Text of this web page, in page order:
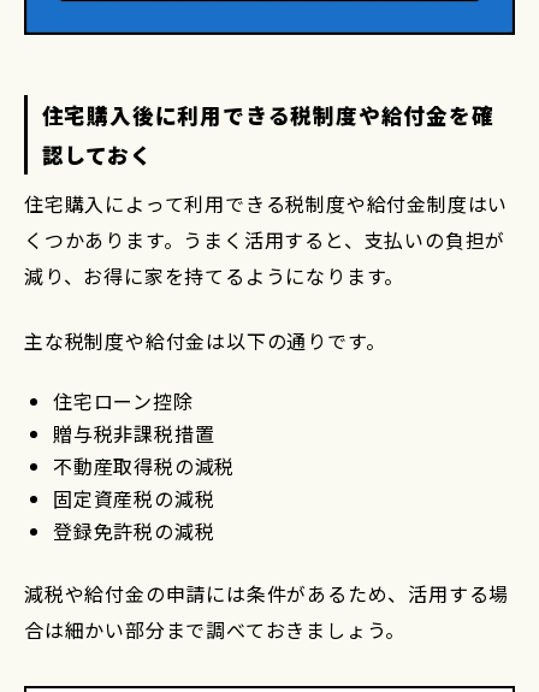
住宅購入後に利用できる税制度や給付金を確
認しておく
住宅購入によって利用できる税制度や給付金制度はい
くつかあります。うまく活用すると、支払いの負担が
減り、お得に家を持てるようになります。
主な税制度や給付金は以下の通りです。
住宅ローン控除
贈与税非課税措置
不動産取得税の減税
固定資産税の減税
登録免許税の減税
減税や給付金の申請には条件があるため、活用する場
合は細かい部分まで調べておきましょう。